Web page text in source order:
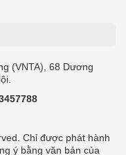
(VNTA), 68 Dương
Chỉ được phát hành
ý bằng văn bản của